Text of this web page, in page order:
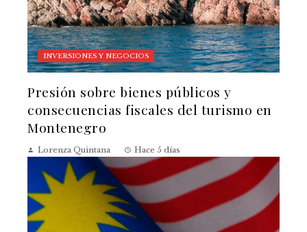
INVERSIONES Y NEGOCIOS
Presión sobre bienes públicos y
consecuencias fiscales del turismo en
Montenegro
Lorenza Quintana Hace 5 días